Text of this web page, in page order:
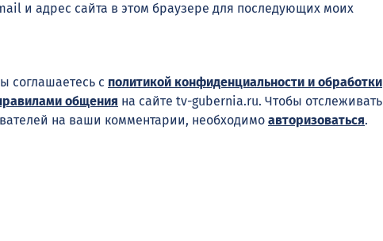
и адрес сайта в этом браузере для последующих моих
соглашаетесь с политикой конфиденциальности и обработки
общения на сайте tv-gubernia.ru. Чтобы отслеживать
на ваши комментарии, необходимо авторизоваться.